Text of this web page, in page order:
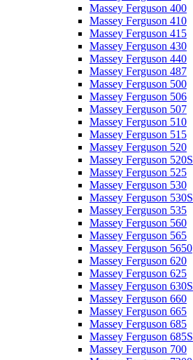
Massey Ferguson 400
Massey Ferguson 410
Massey Ferguson 415
Massey Ferguson 430
Massey Ferguson 440
Massey Ferguson 487
Massey Ferguson 500
Massey Ferguson 506
Massey Ferguson 507
Massey Ferguson 510
Massey Ferguson 515
Massey Ferguson 520
Massey Ferguson 520S
Massey Ferguson 525
Massey Ferguson 530
Massey Ferguson 530S
Massey Ferguson 535
Massey Ferguson 560
Massey Ferguson 565
Massey Ferguson 5650
Massey Ferguson 620
Massey Ferguson 625
Massey Ferguson 630S
Massey Ferguson 660
Massey Ferguson 665
Massey Ferguson 685
Massey Ferguson 685S
Massey Ferguson 700